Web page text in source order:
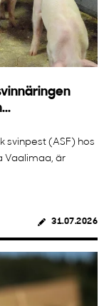
svinpest (ASF) hos
Vaalimaa, är
31.07.2026